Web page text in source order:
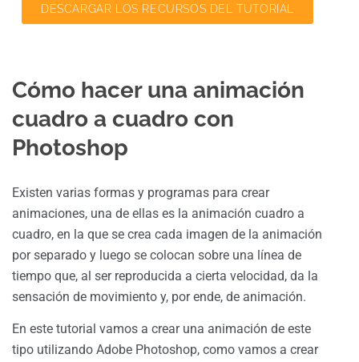
DESCARGAR LOS RECURSOS DEL TUTORIAL
Cómo hacer una animación
cuadro a cuadro con
Photoshop
Existen varias formas y programas para crear
animaciones, una de ellas es la animación cuadro a
cuadro, en la que se crea cada imagen de la animación
por separado y luego se colocan sobre una línea de
tiempo que, al ser reproducida a cierta velocidad, da la
sensación de movimiento y, por ende, de animación.
En este tutorial vamos a crear una animación de este
tipo utilizando Adobe Photoshop, como vamos a crear